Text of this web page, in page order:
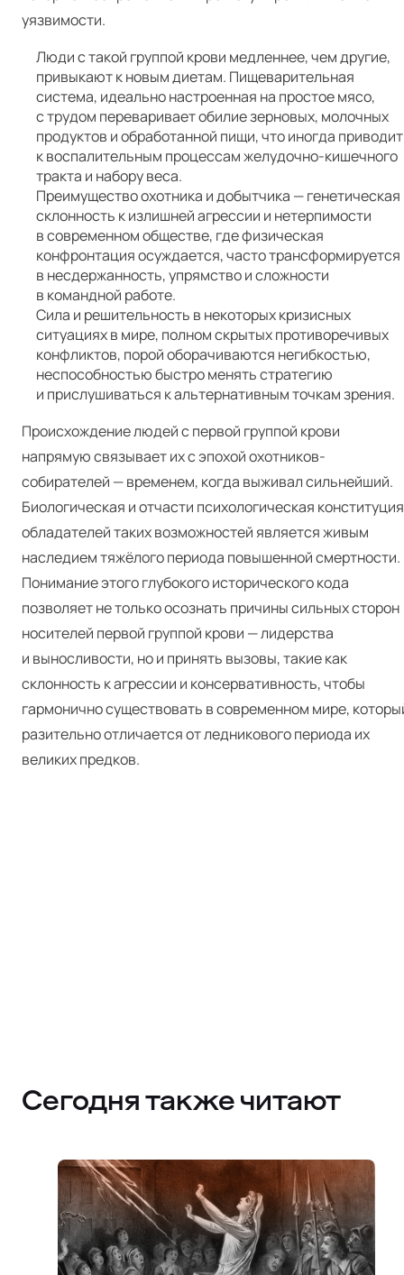
уязвимости.
Люди с такой группой крови медленнее, чем другие,
привыкают к новым диетам. Пищеварительная
система, идеально настроенная на простое мясо,
с трудом переваривает обилие зерновых, молочных
продуктов и обработанной пищи, что иногда приводит
к воспалительным процессам желудочно-кишечного
тракта и набору веса.
Преимущество охотника и добытчика — генетическая
склонность к излишней агрессии и нетерпимости
в современном обществе, где физическая
конфронтация осуждается, часто трансформируется
в несдержанность, упрямство и сложности
в командной работе.
Сила и решительность в некоторых кризисных
ситуациях в мире, полном скрытых противоречивых
конфликтов, порой оборачиваются негибкостью,
неспособностью быстро менять стратегию
и прислушиваться к альтернативным точкам зрения.
Происхождение людей с первой группой крови
напрямую связывает их с эпохой охотников-
собирателей — временем, когда выживал сильнейший.
Биологическая и отчасти психологическая конституция
обладателей таких возможностей является живым
наследием тяжёлого периода повышенной смертности.
Понимание этого глубокого исторического кода
позволяет не только осознать причины сильных сторон
носителей первой группой крови — лидерства
и выносливости, но и принять вызовы, такие как
склонность к агрессии и консервативность, чтобы
гармонично существовать в современном мире,
разительно отличается от ледникового периода их
великих предков.
Сегодня также читают